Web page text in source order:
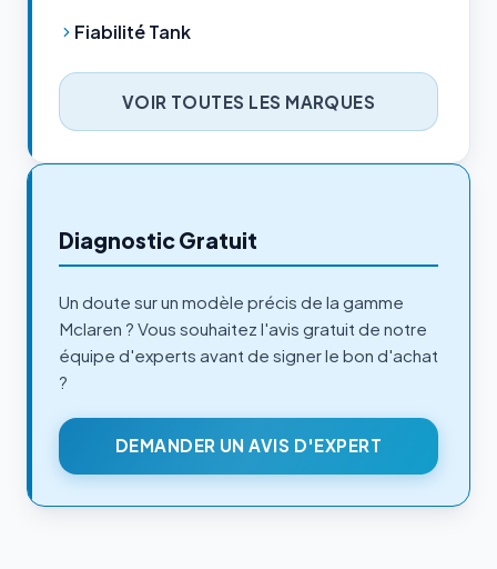
Fiabilité Tank
VOIR TOUTES LES MARQUES
Diagnostic Gratuit
Un doute sur un modèle précis de la gamme
Mclaren ? Vous souhaitez l'avis gratuit de notre
équipe d'experts avant de signer le bon d'achat
?
DEMANDER UN AVIS D'EXPERT